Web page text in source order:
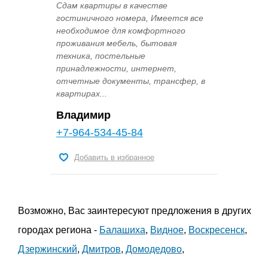
Сдам квартиры в качестве
гостиничного номера, Имеется все
необходимое для комфортного
проживания мебель, бытовая
техника, постельные
принадлежности, интернет,
отчетные документы, трансфер, в
квартирах...
Владимир
+7-964-534-45-84
Добавить в избранное
Возможно, Вас заинтересуют предложения в других
городах региона - Балашиха, Видное, Воскресенск,
Дзержинский, Дмитров, Домодедово,